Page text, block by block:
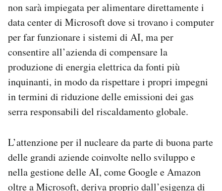
non sarà impiegata per alimentare direttamente i
data center di Microsoft dove si trovano i computer
per far funzionare i sistemi di AI, ma per
consentire all’azienda di compensare la
produzione di energia elettrica da fonti più
inquinanti, in modo da rispettare i propri impegni
in termini di riduzione delle emissioni dei gas
serra responsabili del riscaldamento globale.
L’attenzione per il nucleare da parte di buona parte
delle grandi aziende coinvolte nello sviluppo e
nella gestione delle AI, come Google e Amazon
oltre a Microsoft, deriva proprio dall’esigenza di